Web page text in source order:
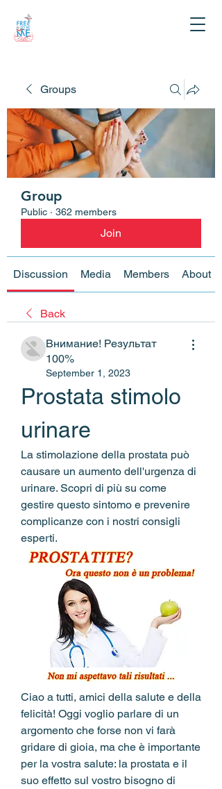
Groups
Group
Public · 362 members
Join
Discussion Media Members About
Back
Внимание! Результат
100%
September 1, 2023
Prostata stimolo
urinare
La stimolazione della prostata può
causare un aumento dell'urgenza di
urinare. Scopri di più su come
gestire questo sintomo e prevenire
complicanze con i nostri consigli
esperti.
Ciao a tutti, amici della salute e della
felicità! Oggi voglio parlare di un
argomento che forse non vi farà
gridare di gioia, ma che è importante
per la vostra salute: la prostata e il
suo effetto sul vostro bisogno di